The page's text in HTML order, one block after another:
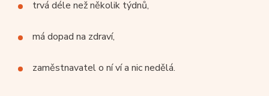
trvá déle než několik týdnů,
má dopad na zdraví,
zaměstnavatel o ní ví a nic nedělá.